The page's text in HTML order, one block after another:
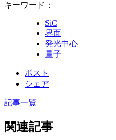
キーワード：
SiC
界面
発光中心
量子
ポスト
シェア
記事一覧
関連記事